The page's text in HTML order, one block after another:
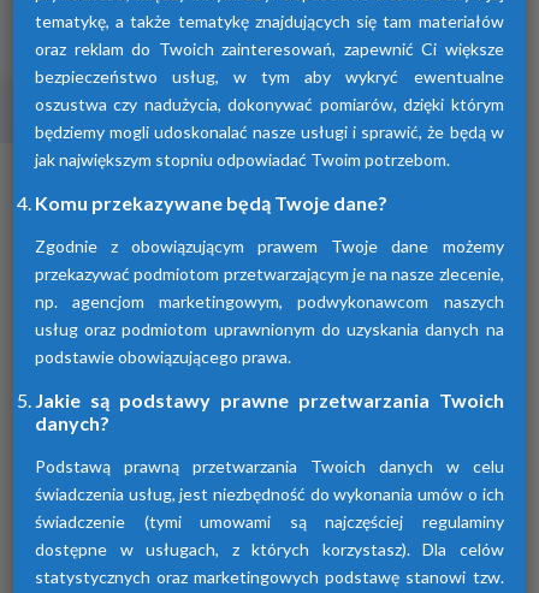
Osuszacze ziębnicze
To inaczej osuszacze kondensacyjne
osuszające powietrze poprzez jego
schłodzenie i wykroplenie kondensatu.
Urządzenia te spełniają wszelkie normy i
oczekiwania klientów.
tematykę, a także tematykę znajdujących się tam materiałów
oraz reklam do Twoich zainteresowań, zapewnić Ci większe
bezpieczeństwo usług, w tym aby wykryć ewentualne
oszustwa czy nadużycia, dokonywać pomiarów, dzięki którym
będziemy mogli udoskonalać nasze usługi i sprawić, że będą w
jak największym stopniu odpowiadać Twoim potrzebom.
Komu przekazywane będą Twoje dane?
Zgodnie z obowiązującym prawem Twoje dane możemy
przekazywać podmiotom przetwarzającym je na nasze zlecenie,
np. agencjom marketingowym, podwykonawcom naszych
usług oraz podmiotom uprawnionym do uzyskania danych na
podstawie obowiązującego prawa.
Jakie są podstawy prawne przetwarzania Twoich
danych?
Podstawą prawną przetwarzania Twoich danych w celu
świadczenia usług, jest niezbędność do wykonania umów o ich
świadczenie (tymi umowami są najczęściej regulaminy
dostępne w usługach, z których korzystasz). Dla celów
statystycznych oraz marketingowych podstawę stanowi tzw.